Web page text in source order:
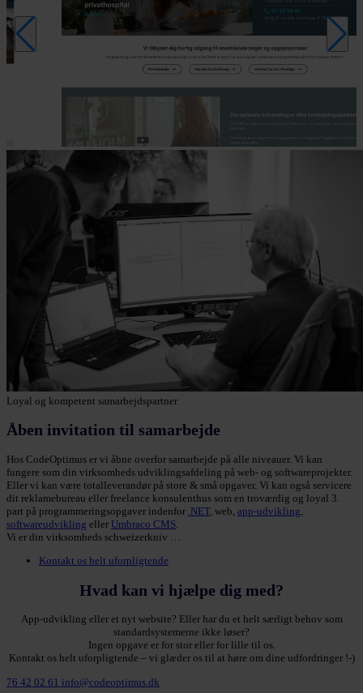
Loyal og kompetent samarbejdspartner
Åben invitation til samarbejde
Hos CodeOptimus er vi åbne overfor samarbejde på alle niveauer. Vi kan
fungere som din virksomheds udviklingsafdeling på web- og softwareprojekter.
Eller vi kan være totalleverandør på store & små opgaver. Vi kan også servicere
dit reklamebureau eller freelance konsulenthus som en troværdig og loyal 3.
part på programmeringsopgaver indenfor .NET, web, app-udvikling
softwareudvikling eller Umbraco CMS
Vi er din virksomheds schweizerkniv …
Kontakt os helt uforpligtende
Hvad kan vi hjælpe dig med?
App-udvikling eller et nyt website? Eller har du et helt særligt behov som
standardsystemerne ikke løser?
Ingen opgave er for stor eller for lille til os.
Kontakt os helt uforpligtende – vi glæder os til at høre om dine udfordringer !-)
76 42 02 61 info@codeoptimus.dk